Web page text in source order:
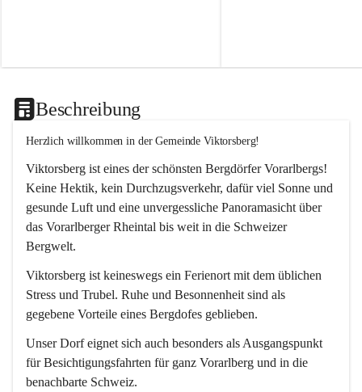
Beschreibung
Herzlich willkommen in der Gemeinde Viktorsberg!
Viktorsberg ist eines der schönsten Bergdörfer Vorarlbergs!
Keine Hektik, kein Durchzugsverkehr, dafür viel Sonne und
gesunde Luft und eine unvergessliche Panoramasicht über
das Vorarlberger Rheintal bis weit in die Schweizer
Bergwelt.
Viktorsberg ist keineswegs ein Ferienort mit dem üblichen
Stress und Trubel. Ruhe und Besonnenheit sind als
gegebene Vorteile eines Bergdofes geblieben.
Unser Dorf eignet sich auch besonders als Ausgangspunkt
für Besichtigungsfahrten für ganz Vorarlberg und in die
benachbarte Schweiz.